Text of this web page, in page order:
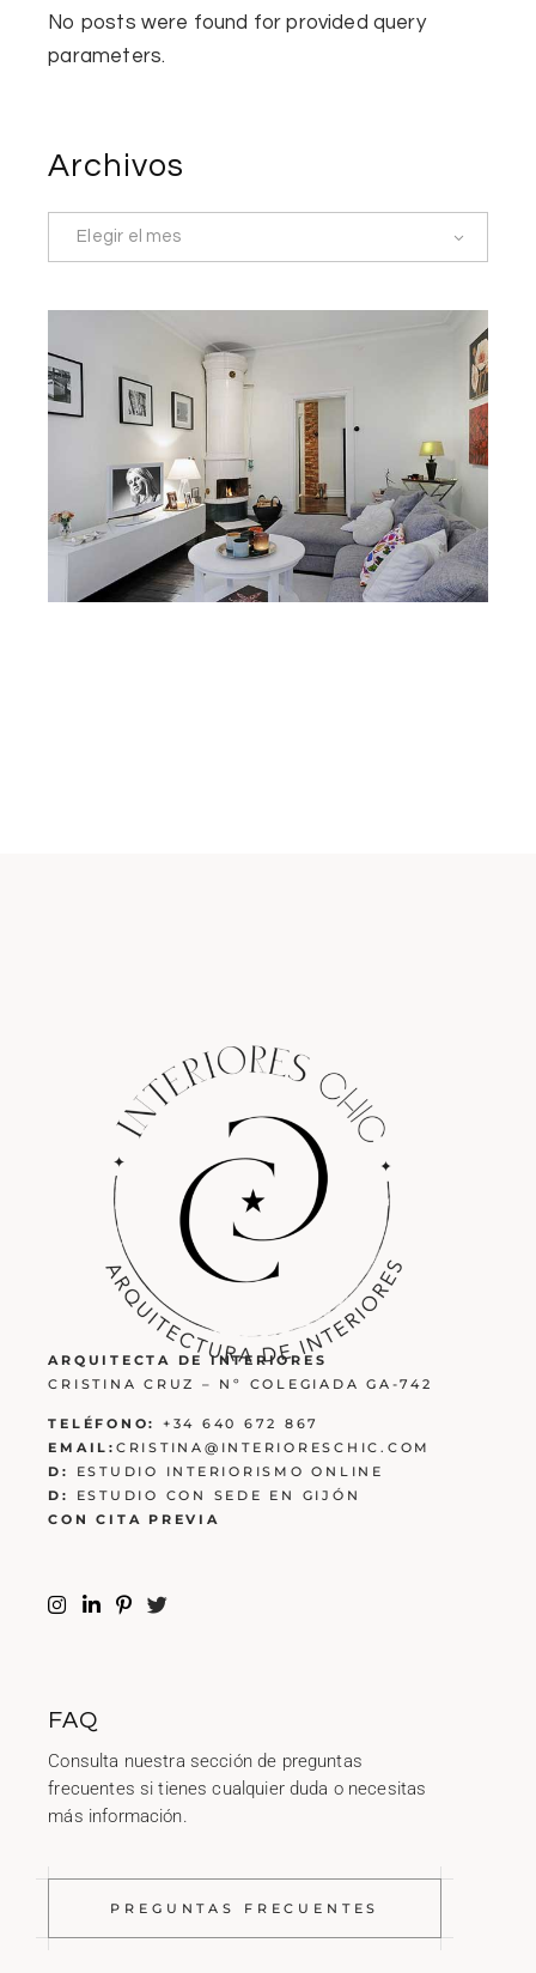
No posts were found for provided query
parameters.
Archivos
Elegir el mes
ARQUITECTA DE INTERIORES
CRISTINA CRUZ – Nº COLEGIADA GA-742
TELÉFONO:
+34 640 672 867
EMAIL: CRISTINA@INTERIORESCHIC.COM
D:
ESTUDIO INTERIORISMO ONLINE
D:
ESTUDIO CON SEDE EN GIJÓN
CON CITA PREVIA
FAQ
Consulta nuestra sección de preguntas
frecuentes si tienes cualquier duda o necesitas
más información.
PREGUNTAS FRECUENTES